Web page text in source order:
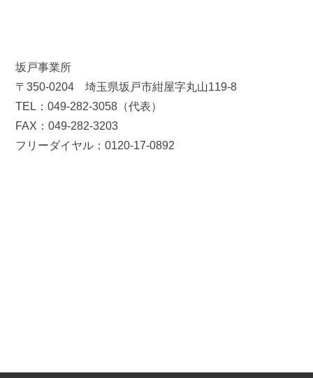
坂戸事業所
〒350-0204 埼玉県坂戸市紺屋字丸山119-8
TEL：049-282-3058（代表）
FAX：049-282-3203
フリーダイヤル：0120-17-0892